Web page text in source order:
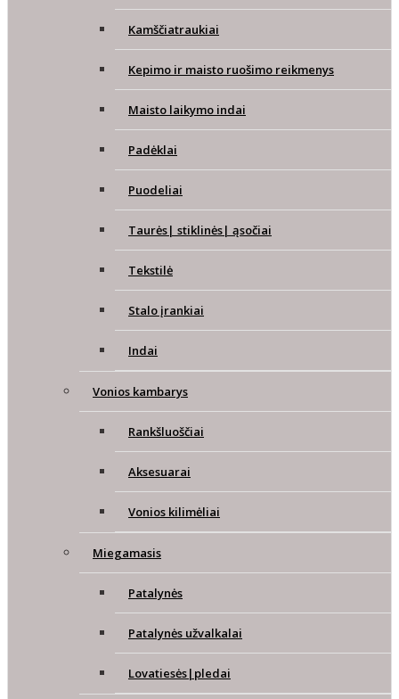
Kamščiatraukiai
Kepimo ir maisto ruošimo reikmenys
Maisto laikymo indai
Padėklai
Puodeliai
Taurės| stiklinės| ąsočiai
Tekstilė
Stalo įrankiai
Indai
Vonios kambarys
Rankšluoščiai
Aksesuarai
Vonios kilimėliai
Miegamasis
Patalynės
Patalynės užvalkalai
Lovatiesės|pledai